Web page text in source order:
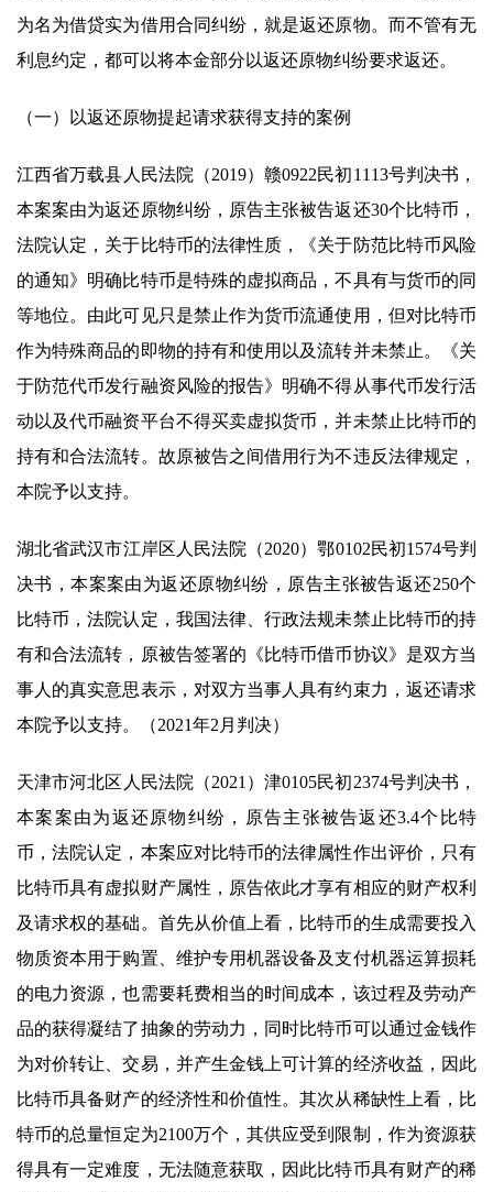
为名为借贷实为借用合同纠纷，就是返还原物。而不管有无
利息约定，都可以将本金部分以返还原物纠纷要求返还。
（一）以返还原物提起请求获得支持的案例
江西省万载县人民法院（2019）赣0922民初1113号判决书，
本案案由为返还原物纠纷，原告主张被告返还30个比特币，
法院认定，关于比特币的法律性质，《关于防范比特币风险
的通知》明确比特币是特殊的虚拟商品，不具有与货币的同
等地位。由此可见只是禁止作为货币流通使用，但对比特币
作为特殊商品的即物的持有和使用以及流转并未禁止。《关
于防范代币发行融资风险的报告》明确不得从事代币发行活
动以及代币融资平台不得买卖虚拟货币，并未禁止比特币的
持有和合法流转。故原被告之间借用行为不违反法律规定，
本院予以支持。
湖北省武汉市江岸区人民法院（2020）鄂0102民初1574号判
决书，本案案由为返还原物纠纷，原告主张被告返还250个
比特币，法院认定，我国法律、行政法规未禁止比特币的持
有和合法流转，原被告签署的《比特币借币协议》是双方当
事人的真实意思表示，对双方当事人具有约束力，返还请求
本院予以支持。（2021年2月判决）
天津市河北区人民法院（2021）津0105民初2374号判决书，
本案案由为返还原物纠纷，原告主张被告返还3.4个比特
币，法院认定，本案应对比特币的法律属性作出评价，只有
比特币具有虚拟财产属性，原告依此才享有相应的财产权利
及请求权的基础。首先从价值上看，比特币的生成需要投入
物质资本用于购置、维护专用机器设备及支付机器运算损耗
的电力资源，也需要耗费相当的时间成本，该过程及劳动产
品的获得凝结了抽象的劳动力，同时比特币可以通过金钱作
为对价转让、交易，并产生金钱上可计算的经济收益，因此
比特币具备财产的经济性和价值性。其次从稀缺性上看，比
特币的总量恒定为2100万个，其供应受到限制，作为资源获
得具有一定难度，无法随意获取，因此比特币具有财产的稀